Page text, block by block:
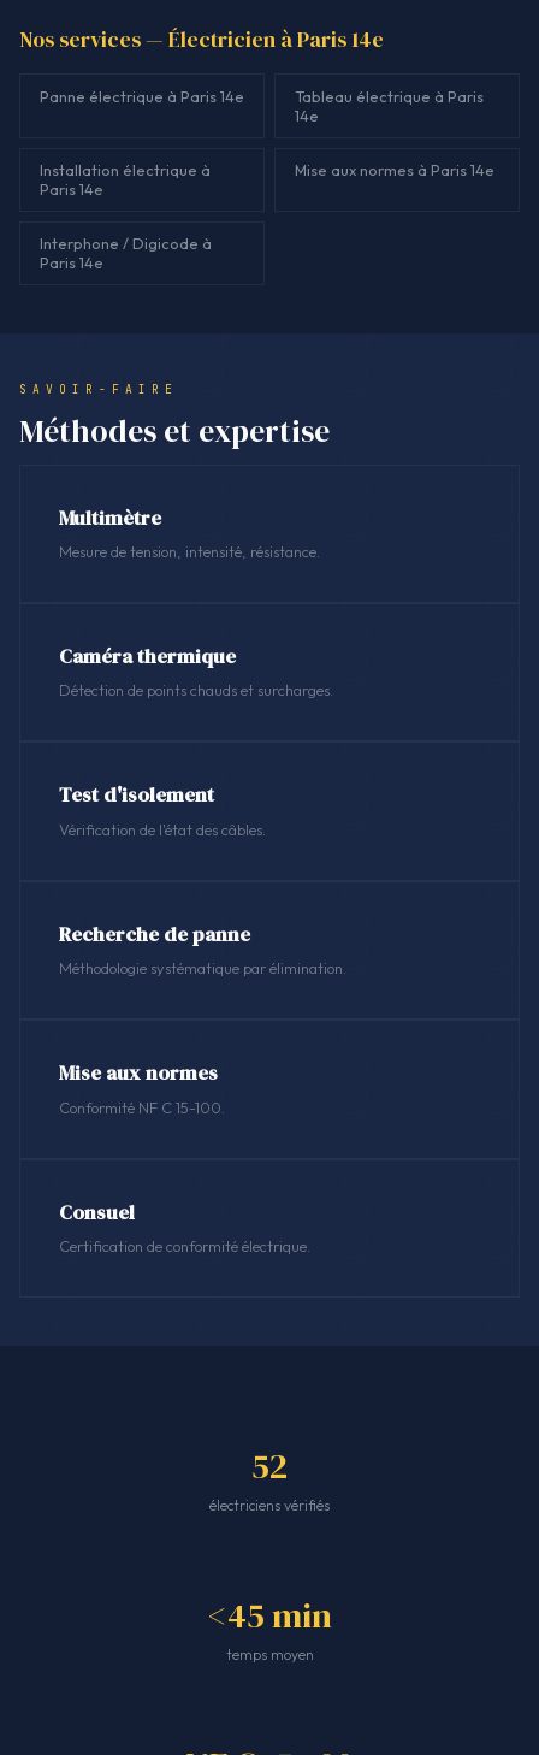
Nos services — Électricien à Paris 14e
Panne électrique à Paris 14e
Tableau électrique à Paris
14e
Installation électrique à
Paris 14e
Mise aux normes à Paris 14e
Interphone / Digicode à
Paris 14e
SAVOIR-FAIRE
Méthodes et expertise
Multimètre
Mesure de tension, intensité, résistance.
Caméra thermique
Détection de points chauds et surcharges.
Test d'isolement
Vérification de l'état des câbles.
Recherche de panne
Méthodologie systématique par élimination.
Mise aux normes
Conformité NF C 15-100.
Consuel
Certification de conformité électrique.
52
électriciens vérifiés
<45 min
temps moyen